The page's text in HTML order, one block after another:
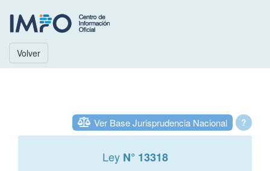
Volver
?
Ver Base Jurisprudencia Nacional
Ley N° 13318